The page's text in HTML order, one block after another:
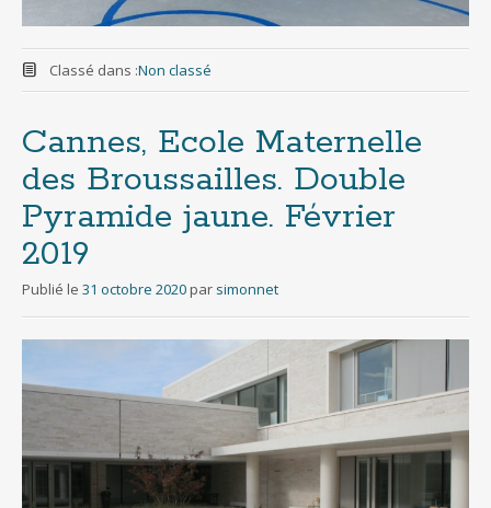
Classé dans :Non classé
Cannes, Ecole Maternelle
des Broussailles. Double
Pyramide jaune. Février
2019
Publié le 31 octobre 2020 par simonnet